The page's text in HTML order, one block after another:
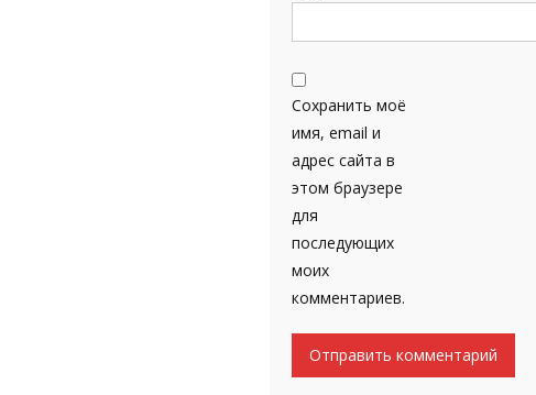
Сохранить моё
имя, email и
адрес сайта в
этом браузере
для
последующих
моих
комментариев.